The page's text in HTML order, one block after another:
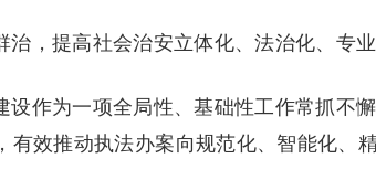
治，提高社会治安立体化、法治化、专业
设作为一项全局性、基础性工作常抓不
有效推动执法办案向规范化、智能化、精